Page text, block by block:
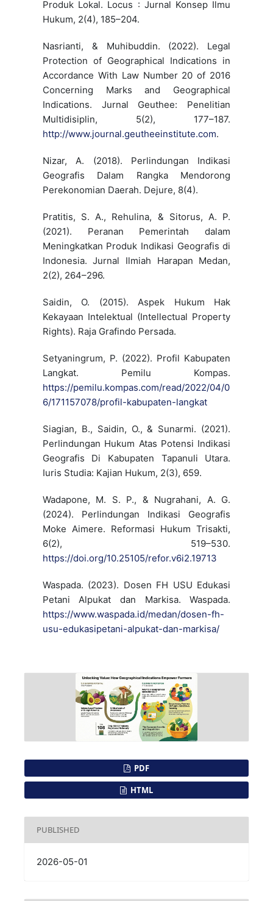
Produk Lokal. Locus : Jurnal Konsep Ilmu
Hukum, 2(4), 185–204.
Nasrianti, & Muhibuddin. (2022). Legal
Protection of Geographical Indications in
Accordance With Law Number 20 of 2016
Concerning Marks and Geographical
Indications. Jurnal Geuthee: Penelitian
Multidisiplin, 5(2), 177–187.
http://www.journal.geutheeinstitute.com.
Nizar, A. (2018). Perlindungan Indikasi
Geografis Dalam Rangka Mendorong
Perekonomian Daerah. Dejure, 8(4).
Pratitis, S. A., Rehulina, & Sitorus, A. P.
(2021). Peranan Pemerintah dalam
Meningkatkan Produk Indikasi Geografis di
Indonesia. Jurnal Ilmiah Harapan Medan,
2(2), 264–296.
Saidin, O. (2015). Aspek Hukum Hak
Kekayaan Intelektual (Intellectual Property
Rights). Raja Grafindo Persada.
Setyaningrum, P. (2022). Profil Kabupaten
Langkat. Pemilu Kompas.
https://pemilu.kompas.com/read/2022/04/0
6/171157078/profil-kabupaten-langkat
Siagian, B., Saidin, O., & Sunarmi. (2021).
Perlindungan Hukum Atas Potensi Indikasi
Geografis Di Kabupaten Tapanuli Utara.
Iuris Studia: Kajian Hukum, 2(3), 659.
Wadapone, M. S. P., & Nugrahani, A. G.
(2024). Perlindungan Indikasi Geografis
Moke Aimere. Reformasi Hukum Trisakti,
6(2), 519–530.
https://doi.org/10.25105/refor.v6i2.19713
Waspada. (2023). Dosen FH USU Edukasi
Petani Alpukat dan Markisa. Waspada.
https://www.waspada.id/medan/dosen-fh-
usu-edukasipetani-alpukat-dan-markisa/
PDF
HTML
PUBLISHED
2026-05-01